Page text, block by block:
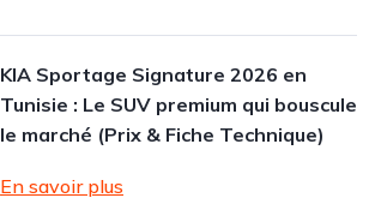
KIA Sportage Signature 2026 en
Tunisie : Le SUV premium qui bouscule
le marché (Prix & Fiche Technique)
En savoir plus